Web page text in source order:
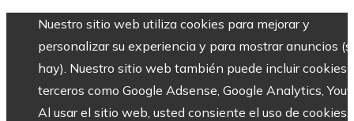
Nuestro sitio web utiliza cookies para mejorar y
personalizar su experiencia y para mostrar anuncios
hay). Nuestro sitio web también puede incluir cookies
terceros como Google Adsense, Google Analytics,
Al usar el sitio web, usted consiente el uso de cookies.